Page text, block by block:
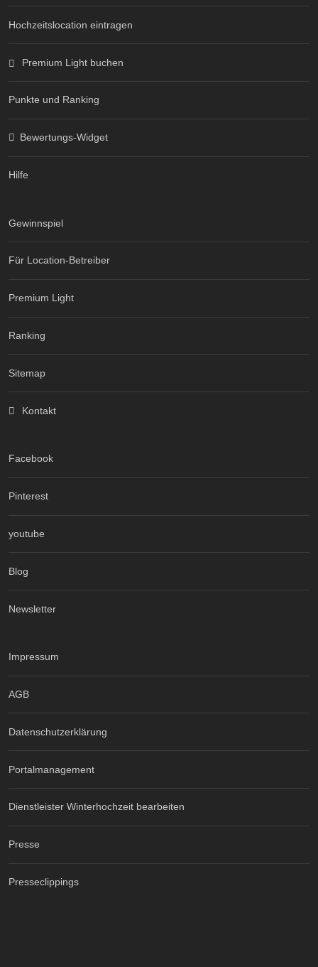
Hochzeitslocation eintragen
Premium Light buchen
Punkte und Ranking
Bewertungs-Widget
Hilfe
Gewinnspiel
Für Location-Betreiber
Premium Light
Ranking
Sitemap
Kontakt
Facebook
Pinterest
youtube
Blog
Newsletter
Impressum
AGB
Datenschutzerklärung
Portalmanagement
Dienstleister Winterhochzeit bearbeiten
Presse
Presseclippings